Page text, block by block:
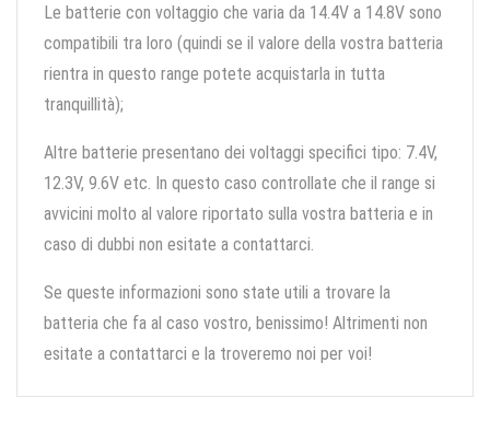
Le batterie con voltaggio che varia da 14.4V a 14.8V sono
compatibili tra loro (quindi se il valore della vostra batteria
rientra in questo range potete acquistarla in tutta
tranquillità);
Altre batterie presentano dei voltaggi specifici tipo: 7.4V,
12.3V, 9.6V etc. In questo caso controllate che il range si
avvicini molto al valore riportato sulla vostra batteria e in
caso di dubbi non esitate a contattarci.
Se queste informazioni sono state utili a trovare la
batteria che fa al caso vostro, benissimo! Altrimenti non
esitate a contattarci e la troveremo noi per voi!